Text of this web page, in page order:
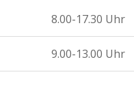
8.00-17.30 Uhr
9.00-13.00 Uhr